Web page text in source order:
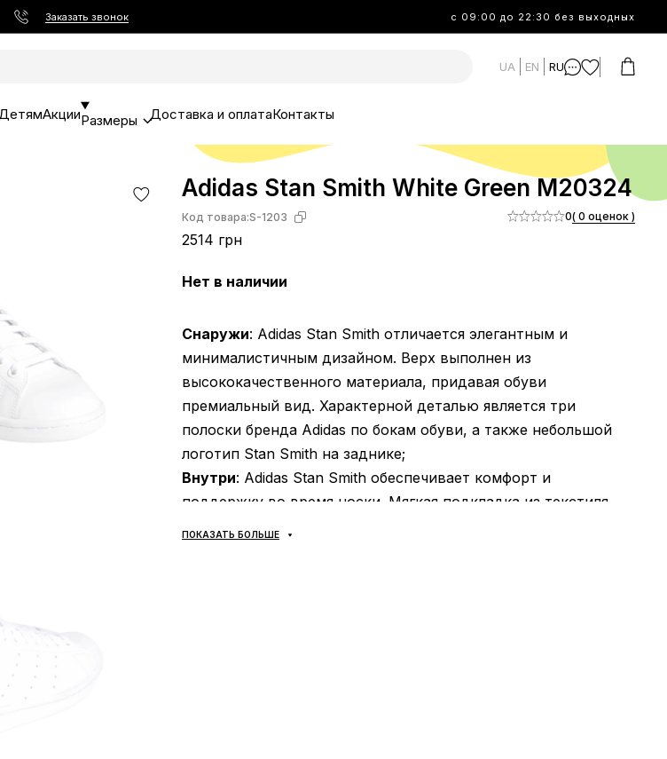
Заказать звонок с 09:00 до 22:30 без выходных
UA EN RU
ДетямАкцииРазмеры Доставка и оплатаКонтакты
Adidas Stan Smith White Green M20324
Код товара:S-1203
2514 грн
0( 0 оценок )
Нет в наличии
Снаружи: Adidas Stan Smith отличается элегантным и
минималистичным дизайном. Верх выполнен из
высококачественного материала, придавая обуви
премиальный вид. Характерной деталью является три
полоски бренда Adidas по бокам обуви, а также небольшой
логотип Stan Smith на заднике;
Внутри: Adidas Stan Smith обеспечивает комфорт и
поддержку во время носки. Мягкая подкладка из текстиля
ПОКАЗАТЬ БОЛЬШЕ